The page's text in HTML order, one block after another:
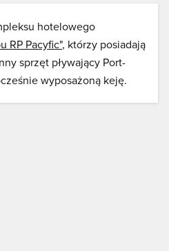
hotelowego
RP Pacyfic", którzy posiadają
sprzęt pływający Port-
wyposażoną keję.